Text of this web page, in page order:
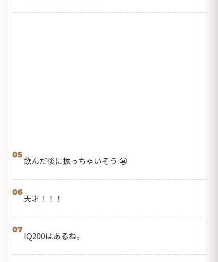
05
飲んだ後に振っちゃいそう 😬
06
天才！！！
07
IQ200はあるね。